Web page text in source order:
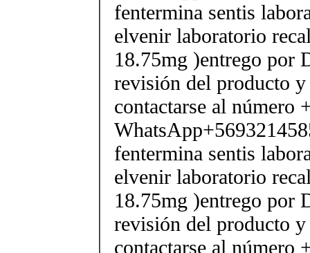
fentermina sentis
elvenir laboratorio
18.75mg )entrego por
revisión del producto
contactarse al número
fentermina sentis
elvenir laboratorio
18.75mg )entrego por
revisión del producto
contactarse al número